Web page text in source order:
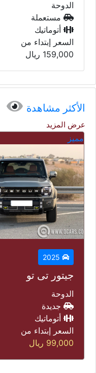
الأكثر مشاهدة
عرض المزيد
مباعة
2016
بي أم دبليو 428 اي
الدوحة
مستعملة
أتوماتيك
السعر إبتداء من
40,000 ريال